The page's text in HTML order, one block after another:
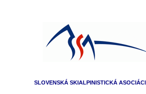
SLOVENSKÁ SKIALPINISTICKÁ